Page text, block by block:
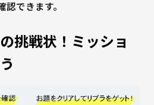
できます。
挑戦状！ミッショ